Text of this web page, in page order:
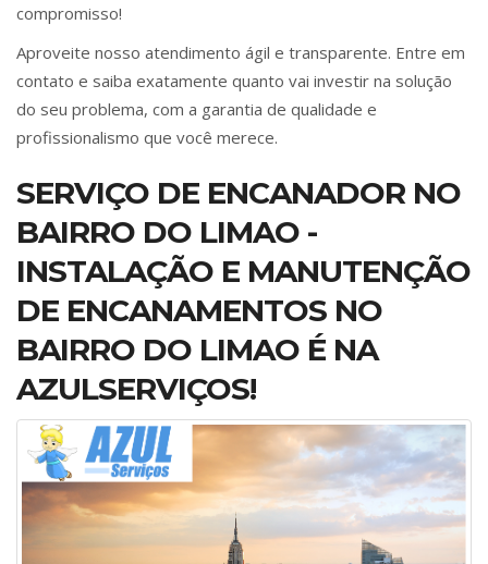
compromisso!
Aproveite nosso atendimento ágil e transparente. Entre em
contato e saiba exatamente quanto vai investir na solução
do seu problema, com a garantia de qualidade e
profissionalismo que você merece.
SERVIÇO DE ENCANADOR NO
BAIRRO DO LIMAO -
INSTALAÇÃO E MANUTENÇÃO
DE ENCANAMENTOS NO
BAIRRO DO LIMAO É NA
AZULSERVIÇOS!